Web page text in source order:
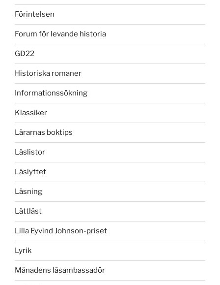
Förintelsen
Forum för levande historia
GD22
Historiska romaner
Informationssökning
Klassiker
Lärarnas boktips
Läslistor
Läslyftet
Läsning
Lättläst
Lilla Eyvind Johnson-priset
Lyrik
Månadens läsambassadör